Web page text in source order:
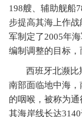
198艘、辅助舰船
步提高其海上作
军制定了2005年
编制调整的目标，
西班牙北濒比
南部面临地中海
的咽喉，被称为通
其海岸线长达3140